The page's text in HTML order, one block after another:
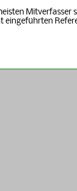
Mitverfasser
eingeführten